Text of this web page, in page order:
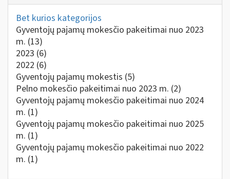
Bet kurios kategorijos
Gyventojų pajamų mokesčio pakeitimai nuo 2023
m. (13)
2023 (6)
2022 (6)
Gyventojų pajamų mokestis (5)
Pelno mokesčio pakeitimai nuo 2023 m. (2)
Gyventojų pajamų mokesčio pakeitimai nuo 2024
m. (1)
Gyventojų pajamų mokesčio pakeitimai nuo 2025
m. (1)
Gyventojų pajamų mokesčio pakeitimai nuo 2022
m. (1)